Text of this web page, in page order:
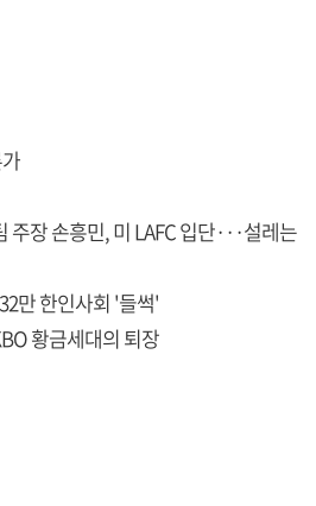
장 손흥민, 미 LAFC 입단···설레는
만 한인사회 '들썩'
황금세대의 퇴장